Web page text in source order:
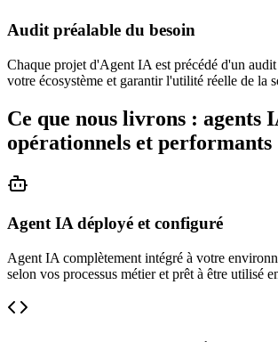
Audit préalable du besoin
Chaque projet d'Agent IA est précédé d'un
votre écosystème et garantir l'utilité réelle de la
Ce que nous livrons : agents
opérationnels et performants
Agent IA déployé et configuré
Agent IA complètement intégré à votre
selon vos processus métier et prêt à être utilisé